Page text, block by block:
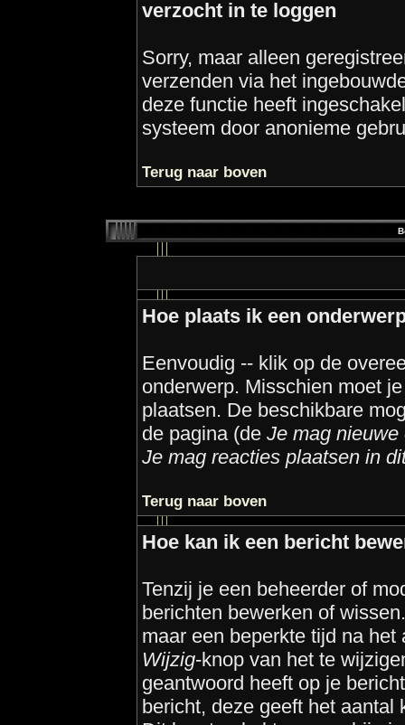
verzocht in te loggen
Sorry, maar alleen
verzenden via het
deze functie heeft
systeem door anonieme
Terug naar boven
Hoe plaats ik een
Eenvoudig -- klik op de
onderwerp. Misschien moet
plaatsen. De beschikbare
de pagina (de Je mag
Je mag reacties plaatsen in
Terug naar boven
Hoe kan ik een bericht
Tenzij je een beheerder of
berichten bewerken of
maar een beperkte tijd na
Wijzig-knop van het te
geantwoord heeft op je
bericht, deze geeft het aantal